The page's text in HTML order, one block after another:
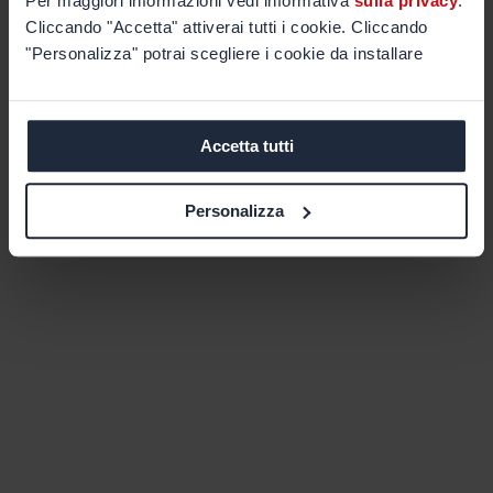
Cliccando "Accetta" attiverai tutti i cookie. Cliccando
"Personalizza" potrai scegliere i cookie da installare
Accetta tutti
Personalizza